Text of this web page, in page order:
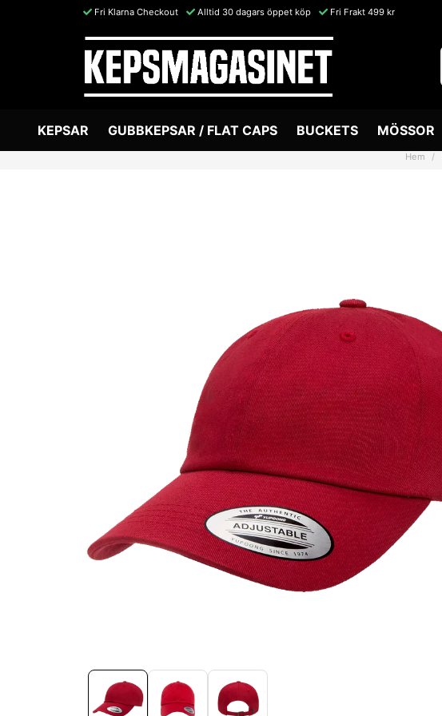
Fri Klarna Checkout Alltid 30 dagars öppet köp Fri Frakt 499 kr
KEPSAR GUBBKEPSAR / FLAT CAPS BUCKETS MÖSSOR
Hem